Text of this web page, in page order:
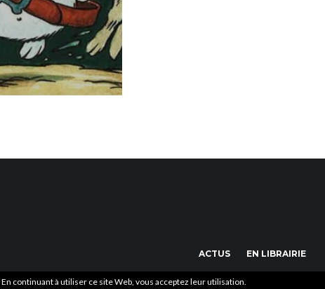
ACTUS EN LIBRAIRIE
continuant à utiliser ce site Web, vous acceptez leur utilisation.